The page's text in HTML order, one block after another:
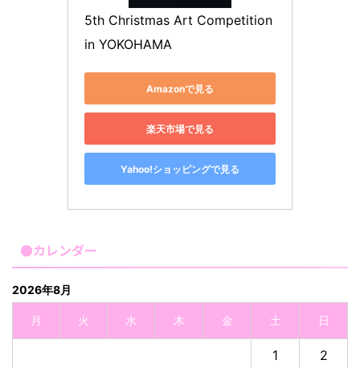
5th Christmas Art Competition
in YOKOHAMA
Amazonで見る
楽天市場で見る
Yahoo!ショッピングで見る
●カレンダー
2026年8月
月 火 水 木 金 土 日
1 2